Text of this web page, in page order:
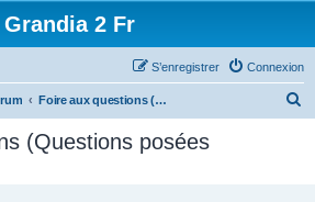
Grandia 2 Fr
Connexion
S’enregistrer
Foire aux questions (Questions posées fréquemment)
(Questions posées